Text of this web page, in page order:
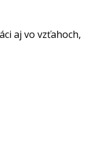
aj vo vzťahoch,